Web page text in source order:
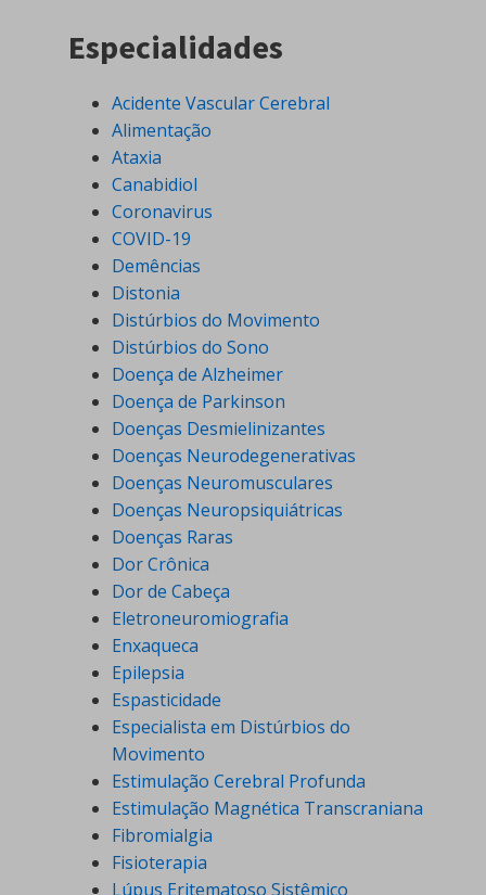
Especialidades
Acidente Vascular Cerebral
Alimentação
Ataxia
Canabidiol
Coronavirus
COVID-19
Demências
Distonia
Distúrbios do Movimento
Distúrbios do Sono
Doença de Alzheimer
Doença de Parkinson
Doenças Desmielinizantes
Doenças Neurodegenerativas
Doenças Neuromusculares
Doenças Neuropsiquiátricas
Doenças Raras
Dor Crônica
Dor de Cabeça
Eletroneuromiografia
Enxaqueca
Epilepsia
Espasticidade
Especialista em Distúrbios do
Movimento
Estimulação Cerebral Profunda
Estimulação Magnética Transcraniana
Fibromialgia
Fisioterapia
Lúpus Eritematoso Sistêmico